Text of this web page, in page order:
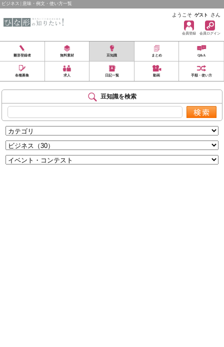
ビジネス | 意味・例文・使い方一覧
ようこそ ゲスト さん
会員登録 会員ログイン
雛形登録者 無料素材 豆知識 まとめ Q&A
各種募集 求人 日記一覧 動画 手順・使い方
豆知識を検索